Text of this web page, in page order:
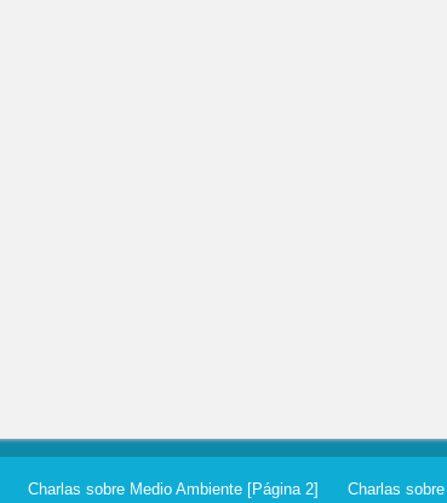
Charlas sobre Medio Ambiente [Página 2] Charlas